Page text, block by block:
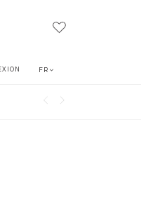
FR